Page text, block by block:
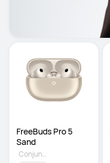
FreeBuds Pro 5
Sand
Conjunto Opcional